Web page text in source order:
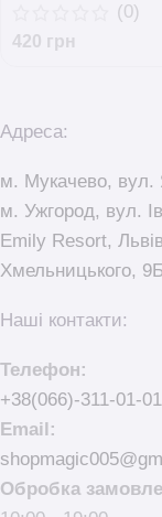
(0)
420 грн
Адреса:
м. Мукачево, вул.
м. Ужгород, вул.
Emily Resort,
Хмельницького, 9Б
Наші контакти:
Телефон:
+38(066)-311-01-01
Email:
Обробка